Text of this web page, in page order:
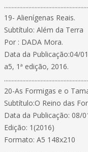
19- Alienígenas Reais.
Subtítulo: Além da Terra
Por : DADA Mora.
Data da Publicação:04/
a5, 1ª edição, 2016.
20-As Formigas e o
Subtítulo:O Reino das
Data da Publicação: 08/
Edição: 1(2016)
Formato: A5 148x210